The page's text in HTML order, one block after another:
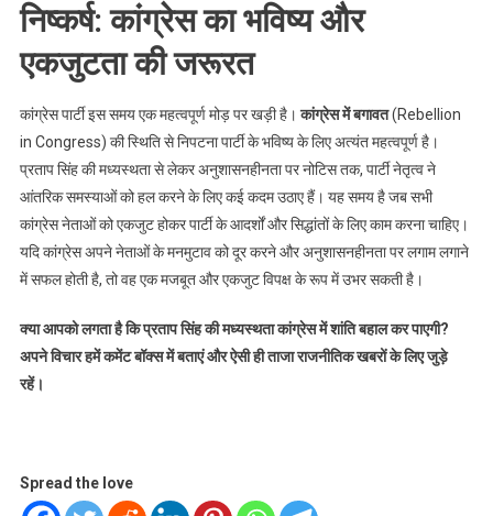
निष्कर्ष: कांग्रेस का भविष्य और
एकजुटता की जरूरत
कांग्रेस पार्टी इस समय एक महत्वपूर्ण मोड़ पर खड़ी है।कांग्रेस में बगावत(Rebellion
in Congress) की स्थिति से निपटना पार्टी के भविष्य के लिए अत्यंत महत्वपूर्ण है।
प्रताप सिंह की मध्यस्थता से लेकर अनुशासनहीनता पर नोटिस तक, पार्टी नेतृत्व ने
आंतरिक समस्याओं को हल करने के लिए कई कदम उठाए हैं। यह समय है जब सभी
कांग्रेस नेताओं को एकजुट होकर पार्टी के आदर्शों और सिद्धांतों के लिए काम करना चाहिए।
यदि कांग्रेस अपने नेताओं के मनमुटाव को दूर करने और अनुशासनहीनता पर लगाम लगाने
में सफल होती है, तो वह एक मजबूत और एकजुट विपक्ष के रूप में उभर सकती है।
क्या आपको लगता है कि प्रताप सिंह की मध्यस्थता कांग्रेस में शांति बहाल कर पाएगी?
अपने विचार हमें कमेंट बॉक्स में बताएं और ऐसी ही ताजा राजनीतिक खबरों के लिए जुड़े
रहें।
Spread the love